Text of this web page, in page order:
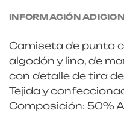
INFORMACIÓN
Camiseta de punto
algodón y lino, de
con detalle de tira
Tejida y
Composición: 50%